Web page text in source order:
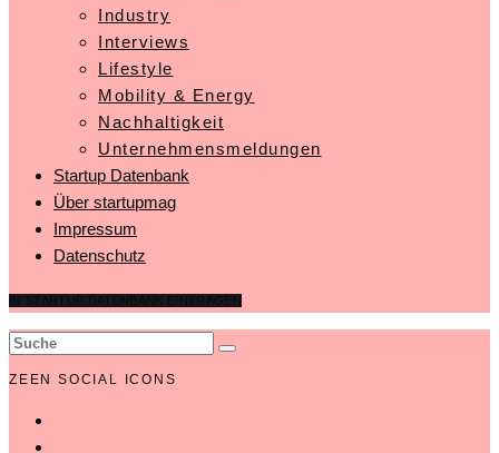
Industry
Interviews
Lifestyle
Mobility & Energy
Nachhaltigkeit
Unternehmensmeldungen
Startup Datenbank
Über startupmag
Impressum
Datenschutz
ZEEN SOCIAL ICONS